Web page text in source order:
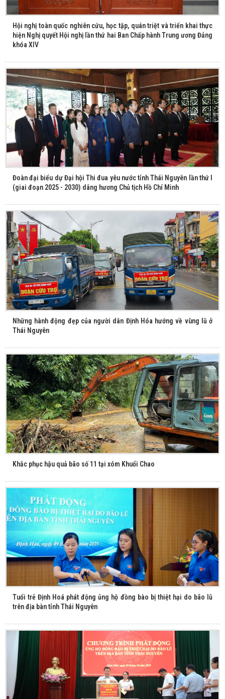
Hội nghị toàn quốc nghiên cứu, học tập, quán triệt và triển khai thực
hiện Nghị quyết Hội nghị lần thứ hai Ban Chấp hành Trung ương Đảng
khóa XIV
Đoàn đại biểu dự Đại hội Thi đua yêu nước tỉnh Thái Nguyên lần thứ I
(giai đoạn 2025 - 2030) dâng hương Chủ tịch Hồ Chí Minh
Những hành động đẹp của người dân Định Hóa hướng về vùng lũ ở
Thái Nguyên
Khắc phục hậu quả bão số 11 tại xóm Khuổi Chao
Tuổi trẻ Định Hoá phát động ủng hộ đồng bào bị thiệt hại do bão lũ
trên địa bàn tỉnh Thái Nguyên